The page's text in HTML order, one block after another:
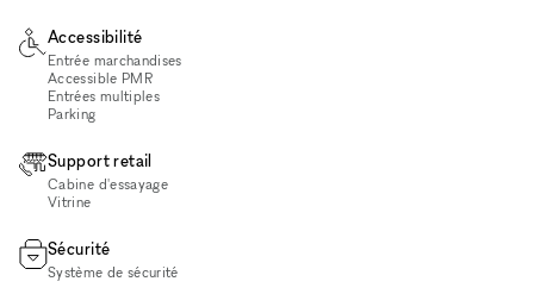
Accessibilité
Entrée marchandises
Accessible PMR
Entrées multiples
Parking
Support retail
Cabine d'essayage
Vitrine
Sécurité
Système de sécurité